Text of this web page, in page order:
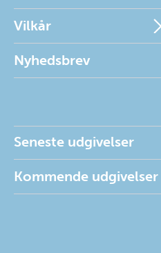
Vilkår
Nyhedsbrev
Seneste udgivelser
Kommende udgivelser